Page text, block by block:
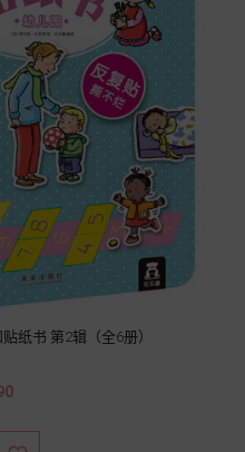
纸书 第2辑（全6册）